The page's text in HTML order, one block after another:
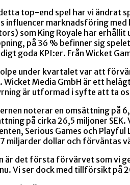
top-end spel har vi ändrat
influencer marknadsföring
som King Royale har
på 36 % befinner sig spelet
goda KPI:er. Från Wicket
under kvartalet var att
Wicket Media GmbH är ett
är utformad i syfte att ta
noterar en omsättning på
på cirka 26,5 miljoner
Serious Games och
miljarder dollar och förväntas
är det första förvärvet som vi
Vi ser dock med tillförsikt på